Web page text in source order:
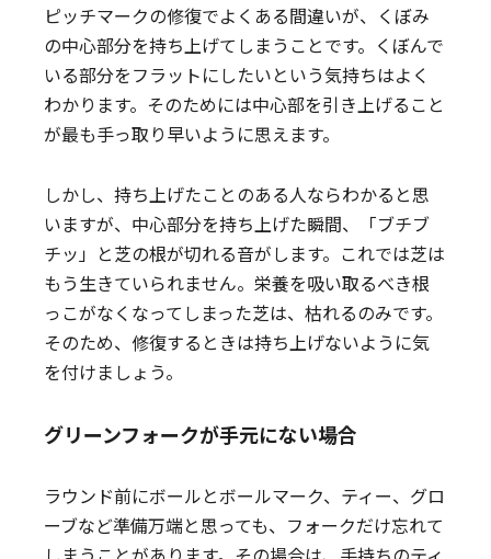
ピッチマークの修復でよくある間違いが、くぼみ
の中心部分を持ち上げてしまうことです。くぼんで
いる部分をフラットにしたいという気持ちはよく
わかります。そのためには中心部を引き上げること
が最も手っ取り早いように思えます。
しかし、持ち上げたことのある人ならわかると思
いますが、中心部分を持ち上げた瞬間、「ブチブ
チッ」と芝の根が切れる音がします。これでは芝は
もう生きていられません。栄養を吸い取るべき根
っこがなくなってしまった芝は、枯れるのみです。
そのため、修復するときは持ち上げないように気
を付けましょう。
グリーンフォークが手元にない場合
ラウンド前にボールとボールマーク、ティー、グロ
ーブなど準備万端と思っても、フォークだけ忘れて